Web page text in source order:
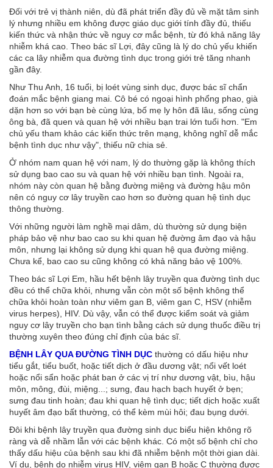
Đối với trẻ vị thành niên, dù đã phát triển đầy đủ về mặt tâm sinh
lý nhưng nhiều em không được giáo dục giới tính đầy đủ, thiếu
kiến thức và nhận thức về nguy cơ mắc bệnh, từ đó khả năng lây
nhiễm khá cao. Theo bác sĩ Lợi, đây cũng là lý do chủ yếu khiến
các ca lây nhiễm qua đường tình dục trong giới trẻ tăng nhanh
gần đây.
Như Thu Anh, 16 tuổi, bị loét vùng sinh dục, được bác sĩ chẩn
đoán mắc bệnh giang mai. Cô bé có ngoại hình phổng phao, già
dặn hơn so với bạn bè cùng lứa, bố mẹ ly hôn đã lâu, sống cùng
ông bà, đã quen và quan hệ với nhiều bạn trai lớn tuổi hơn. "Em
chủ yếu tham khảo các kiến thức trên mạng, không nghĩ dễ mắc
bệnh tình dục như vậy", thiếu nữ chia sẻ.
Ở nhóm nam quan hệ với nam, lý do thường gặp là không thích
sử dụng bao cao su và quan hệ với nhiều bạn tình. Ngoài ra,
nhóm này còn quan hệ bằng đường miệng và đường hậu môn
nên có nguy cơ lây truyền cao hơn so đường quan hệ tình dục
thông thường.
Với những người làm nghề mại dâm, dù thường sử dụng biện
pháp bảo vệ như bao cao su khi quan hệ đường âm đạo và hậu
môn, nhưng lại không sử dụng khi quan hệ qua đường miệng.
Chưa kể, bao cao su cũng không có khả năng bảo vệ 100%.
Theo bác sĩ Lợi Em, hầu hết bệnh lây truyền qua đường tình dục
đều có thể chữa khỏi, nhưng vẫn còn một số bệnh không thể
chữa khỏi hoàn toàn như viêm gan B, viêm gan C, HSV (nhiễm
virus herpes), HIV. Dù vậy, vẫn có thể được kiểm soát và giảm
nguy cơ lây truyền cho bạn tình bằng cách sử dụng thuốc điều trị
thường xuyên theo đúng chỉ định của bác sĩ.
BỆNH LÂY QUA ĐƯỜNG TÌNH DỤC thường có dấu hiệu như
tiểu gắt, tiểu buốt, hoặc tiết dịch ở đầu dương vật; nổi vết loét
hoặc nổi sẩn hoặc phát ban ở các vị trí như dương vật, bìu, hậu
môn, mông, đùi, miệng...; sưng, đau hạch bạch huyết ở bẹn;
sưng đau tinh hoàn; đau khi quan hệ tình dục; tiết dịch hoặc xuất
huyết âm đạo bất thường, có thể kèm mùi hôi; đau bụng dưới.
Đôi khi bệnh lây truyền qua đường sinh dục biểu hiện không rõ
ràng và dễ nhầm lẫn với các bệnh khác. Có một số bệnh chỉ cho
thấy dấu hiệu của bệnh sau khi đã nhiễm bệnh một thời gian dài.
Ví dụ, bệnh do nhiễm virus HIV, viêm gan B hoặc C thường được